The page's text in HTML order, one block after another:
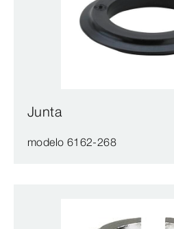
Junta
modelo 6162-268